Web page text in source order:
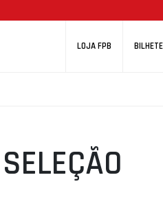
LOJA FPB